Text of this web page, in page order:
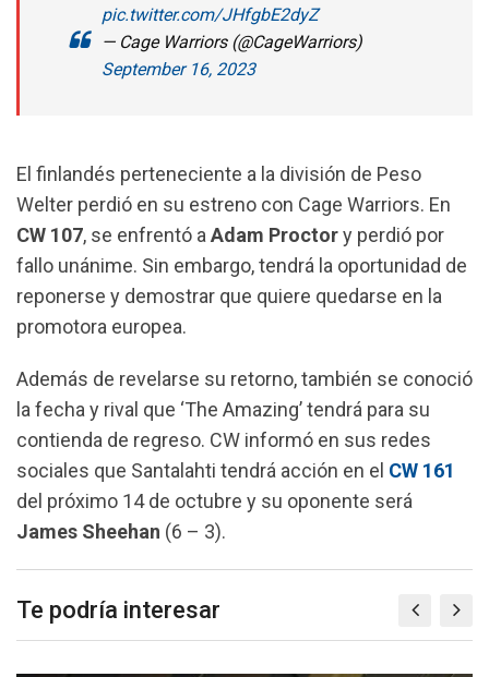
pic.twitter.com/JHfgbE2dyZ
— Cage Warriors (@CageWarriors)
September 16, 2023
El finlandés perteneciente a la división de Peso
Welter perdió en su estreno con Cage Warriors. En
CW 107, se enfrentó a Adam Proctory perdió por
fallo unánime. Sin embargo, tendrá la oportunidad de
reponerse y demostrar que quiere quedarse en la
promotora europea.
Además de revelarse su retorno, también se conoció
la fecha y rival que ‘The Amazing’ tendrá para su
contienda de regreso. CW informó en sus redes
sociales que Santalahti tendrá acción en el CW 161
del próximo 14 de octubre y su oponente será
James Sheehan (6 – 3).
Te podría interesar